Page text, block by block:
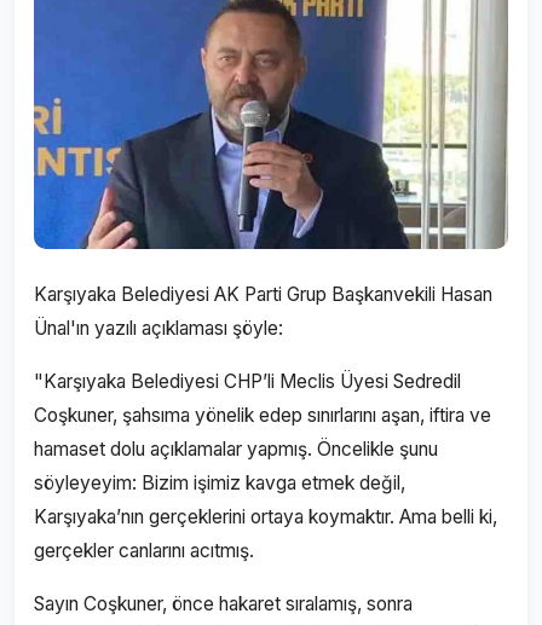
Karşıyaka Belediyesi AK Parti Grup Başkanvekili Hasan
Ünal'ın yazılı açıklaması şöyle:
"Karşıyaka Belediyesi CHP’li Meclis Üyesi Sedredil
Coşkuner, şahsıma yönelik edep sınırlarını aşan, iftira ve
hamaset dolu açıklamalar yapmış. Öncelikle şunu
söyleyeyim: Bizim işimiz kavga etmek değil,
Karşıyaka’nın gerçeklerini ortaya koymaktır. Ama belli ki,
gerçekler canlarını acıtmış.
Sayın Coşkuner, önce hakaret sıralamış, sonra